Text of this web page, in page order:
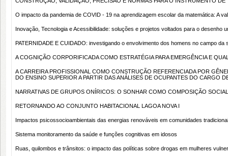
O impacto da pandemia de COVID - 19 na aprendizagem escolar da matemática: A
Inovação, Tecnologia e Acessibilidade: soluções e projetos voltados para o desenho
PATERNIDADE E CUIDADO: investigando o envolvimento dos homens no campo
A COGNIÇÃO CORPORIFICADA COMO ESTRATÉGIA PARA EMERGÊNCIA E
A CARREIRA PROFISSIONAL COMO CONSTRUÇÃO REFERENCIADA POR
DO ENSINO SUPERIOR A PARTIR DAS ANÁLISES DE OCUPANTES DO CARGO
NARRATIVAS DE GRUPOS ONÍRICOS: O SONHAR COMO COMPOSIÇÃO
RETORNANDO AO CONJUNTO HABITACIONAL LAGOA NOVA I
Impactos psicossocioambientais das energias renováveis em comunidades
Sistema monitoramento da saúde e funções cognitivas em idosos
Ruas, quilombos e trânsitos: o impacto das políticas sobre drogas em mulheres